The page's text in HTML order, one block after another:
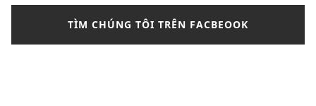
giày búp bê pedro
giày búp bê đen
giày cao gót
TÌM CHÚNG TÔI TRÊN FACBEOOK